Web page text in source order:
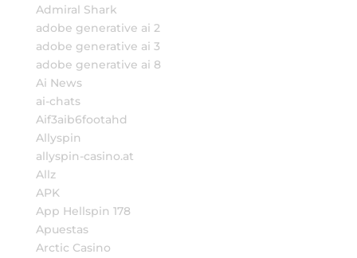
Admiral Shark
adobe generative ai 2
adobe generative ai 3
adobe generative ai 8
Ai News
ai-chats
Aif3aib6footahd
Allyspin
allyspin-casino.at
Allz
APK
App Hellspin 178
Apuestas
Arctic Casino